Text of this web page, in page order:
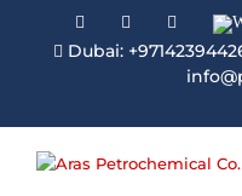
FacebookLinkedinInstagram
Dubai: